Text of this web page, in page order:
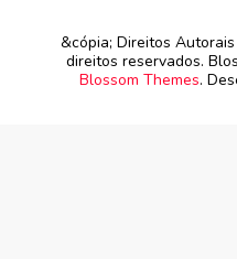
&cópia; Direitos
direitos reservados.
Blossom Themes.